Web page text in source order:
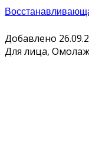
Добавлено
Для лица,